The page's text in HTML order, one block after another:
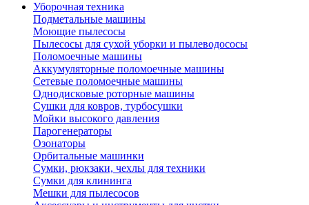
Уборочная техника
Подметальные машины
Моющие пылесосы
Пылесосы для сухой уборки и пылеводососы
Поломоечные машины
Аккумуляторные поломоечные машины
Сетевые поломоечные машины
Однодисковые роторные машины
Сушки для ковров, турбосушки
Мойки высокого давления
Парогенераторы
Озонаторы
Орбитальные машинки
Сумки, рюкзаки, чехлы для техники
Сумки для клининга
Мешки для пылесосов